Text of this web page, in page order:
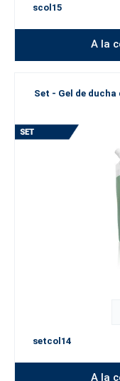
scol15
A la
Set - Gel de ducha
setcol14
A la